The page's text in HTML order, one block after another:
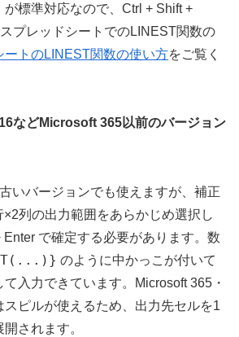
が標準対応なので、Ctrl + Shift +
プレッドシートでのLINEST関数の
ートのLINEST関数の使い方をご覧く
などMicrosoft 365以前のバージョン
いバージョンでも使えますが、補正
列の出力範囲をあらかじめ選択し
Enter で確定する必要があります。数
のように中かっこが付いて
入力できています。Microsoft 365・
スピルが使えるため、出力先セルを1
されます。